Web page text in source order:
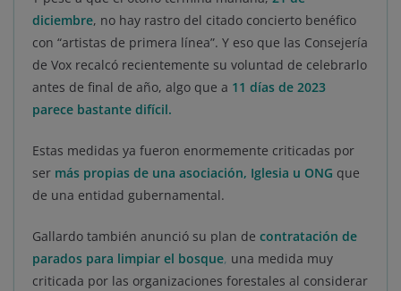
diciembre, no hay rastro del citado concierto benéfico
con “artistas de primera línea”. Y eso que las Consejería
de Vox recalcó recientemente su voluntad de celebrarlo
antes de final de año, algo que a 11 días de 2023
parece bastante difícil.
Estas medidas ya fueron enormemente criticadas por
ser más propias de una asociación, Iglesia u ONG que
de una entidad gubernamental.
Gallardo también anunció su plan de contratación de
parados para limpiar el bosque, una medida muy
criticada por las organizaciones forestales al considerar